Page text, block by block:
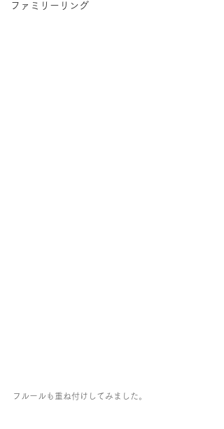
ファミリーリング
フルールも重ね付けしてみました。